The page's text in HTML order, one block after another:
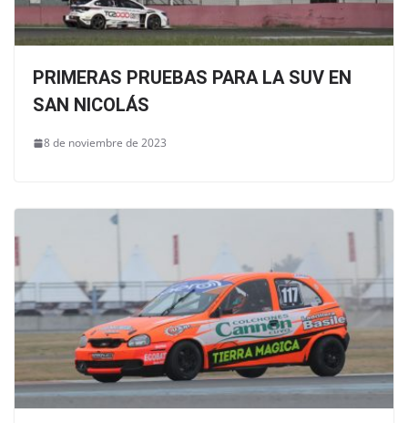
PRIMERAS PRUEBAS PARA LA SUV EN
SAN NICOLÁS
8 de noviembre de 2023